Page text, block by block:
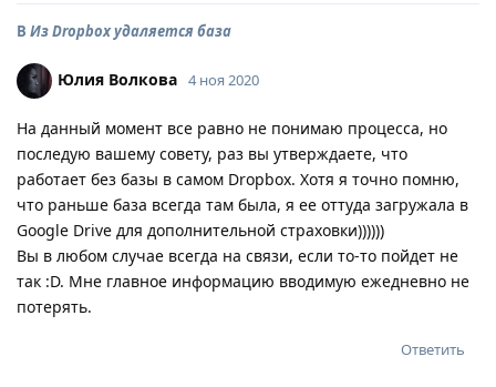
В Из Dropbox удаляется база
Юлия Волкова 4 ноя 2020
На данный момент все равно не понимаю процесса, но
последую вашему совету, раз вы утверждаете, что
работает без базы в самом Dropbox. Хотя я точно помню,
что раньше база всегда там была, я ее оттуда загружала в
Google Drive для дополнительной страховки))))))
Вы в любом случае всегда на связи, если то-то пойдет не
так :D. Мне главное информацию вводимую ежедневно не
потерять.
Ответить